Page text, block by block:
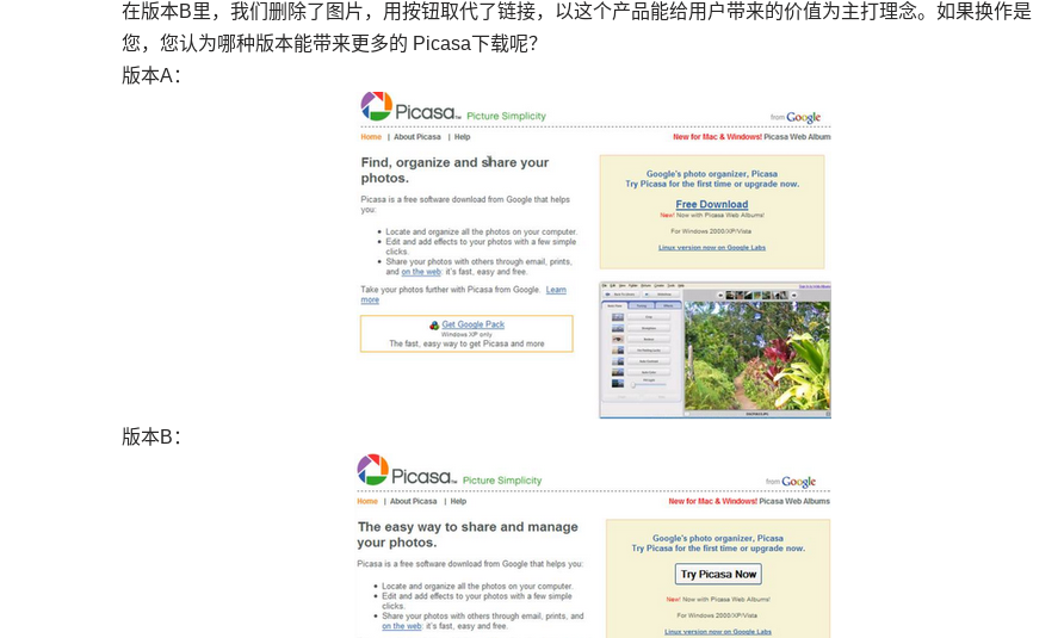
在版本B里，我们删除了图片，用按钮取代了链接，以这个产品能给用户带来的价值为主打理念。如果换作是
您，您认为哪种版本能带来更多的 Picasa下载呢？
版本A：
版本B：